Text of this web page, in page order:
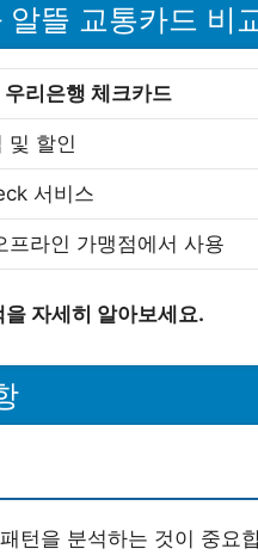
뜰 교통카드 비
우리은행 체크카드
및 할인
서비스
프라인 가맹점에서 사용
자세히 알아보세요.
턴을 분석하는 것이 중요